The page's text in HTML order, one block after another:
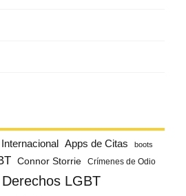
Apps de Citas boots
Connor Storrie Crímenes de Odio
Derechos LGBT